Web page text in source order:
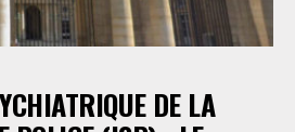
DE LA